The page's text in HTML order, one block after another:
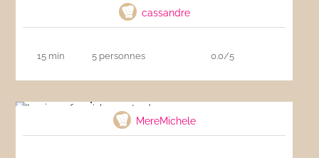
cassandre
15 min 5 personnes 0.0/5
MereMichele